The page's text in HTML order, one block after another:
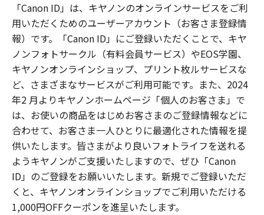
「Canon ID」は、キヤノンのオンラインサービスをご利
用いただくためのユーザーアカウント（お客さま登録情
報）です。「Canon ID」にご登録いただくことで、キヤ
ノンフォトサークル（有料会員サービス）やEOS学園、
キヤノンオンラインショップ、プリント枚ルサービスな
ど、さまざまなサービスがご利用可能です。また、2024
年2 月よりキヤノンホームページ「個人のお客さま」で
は、お使いの商品をはじめお客さまのご登録情報などに
合わせて、お客さま一人ひとりに最適化された情報を提
供いたします。皆さまがより良いフォトライフを送れる
ようキヤノンがご支援いたしますので、ぜひ「Canon
ID」のご登録をお願いいたします。新規でご登録いただ
くと、キヤノンオンラインショップでご利用いただける
1,000円OFFクーポンを進呈いたします。